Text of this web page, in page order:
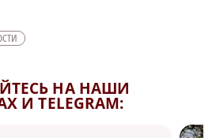
НА НАШИ
И TELEGRAM: